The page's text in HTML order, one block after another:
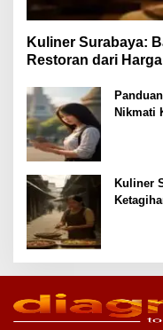
Kuliner Surabaya:
Restoran dari
Nikmati
Kuliner